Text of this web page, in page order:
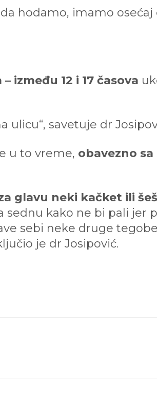
hodamo, imamo osećaj
između 12 i 17 časova
ulicu“, savetuje dr
u to vreme, obavezno
glavu neki kačket ili
sednu kako ne bi pali jer
sebi neke druge
je dr Josipović.